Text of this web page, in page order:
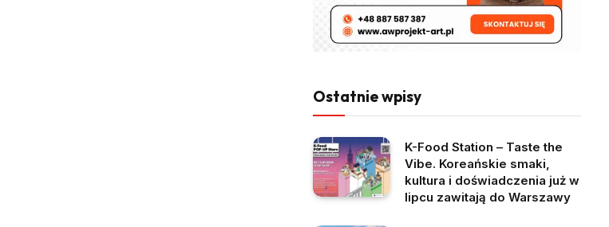
Ostatnie wpisy
K-Food Station – Taste the
Vibe. Koreańskie smaki,
kultura i doświadczenia już w
lipcu zawitają do Warszawy